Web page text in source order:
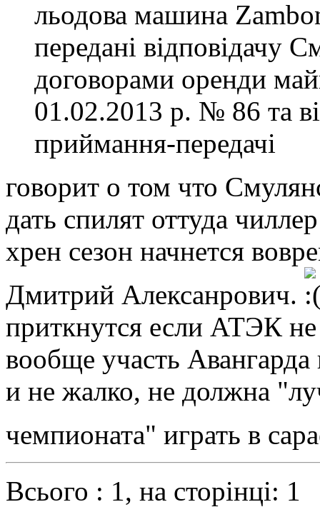
льодова машина
передані відповідачу
договорами оренди
01.02.2013 р. № 86 та
приймання-передачі
говорит о том что
дать спилят оттуда
хрен сезон начнется
Дмитрий Алексанрович.
приткнутся если АТЭК
вообще участь
и не жалко, не должна
чемпионата" играть в
Всього : 1, на сторінці: 1